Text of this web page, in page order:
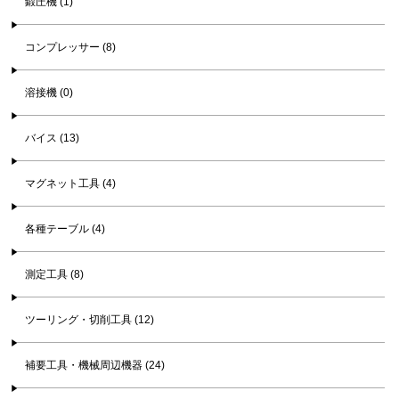
コンプレッサー (8)
溶接機 (0)
バイス (13)
マグネット工具 (4)
各種テーブル (4)
測定工具 (8)
ツーリング・切削工具 (12)
補要工具・機械周辺機器 (24)